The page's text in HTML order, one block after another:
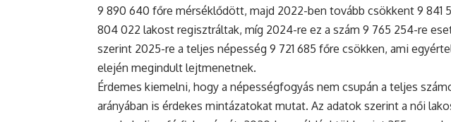
9 890 640 főre mérséklődött, majd 2022-ben tovább csökkent 9 841
804 022 lakost regisztráltak, míg 2024-re ez a szám 9 765 254-re
szerint 2025-re a teljes népesség 9 721 685 főre csökken, ami
elején megindult lejtmenetnek.
Érdemes kiemelni, hogy a népességfogyás nem csupán a teljes
arányában is érdekes mintázatokat mutat. Az adatok szerint a női